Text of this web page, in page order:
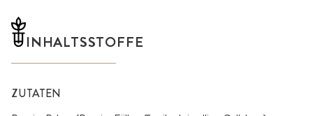
INHALTSSTOFFE
ZUTATEN